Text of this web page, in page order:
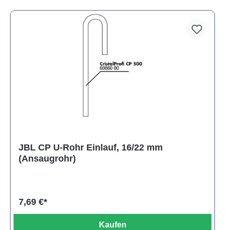
JBL CP U-Rohr Einlauf, 16/22 mm
(Ansaugrohr)
7,69 €*
Kaufen